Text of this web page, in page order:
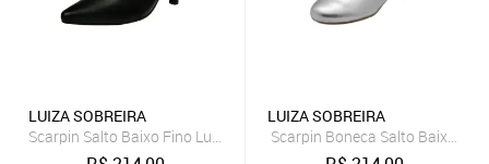
LUIZA SOBREIRA
Scarpin Salto Baixo Fino Luiza Sobreira Preto Mod. 2224
LUIZA SOBREIRA
Scarpin Boneca Salto Baixo